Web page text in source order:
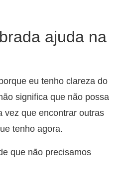
ajuda na
eu tenho clareza do
significa que não possa
vez que encontrar outras
tenho agora.
que não precisamos